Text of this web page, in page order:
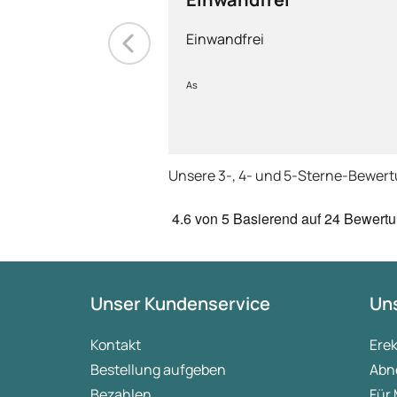
Einwandfrei
As
Unsere 3-, 4- und 5-Sterne-
4.6von 5 Basierend auf24
Unser Kundenservice
Kontakt
Bestellung aufgeben